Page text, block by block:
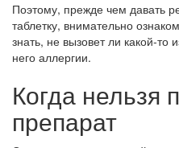
Поэтому, прежде чем давать
таблетку, внимательно
знать, не вызовет ли какой-то
него аллергии.
Когда нельзя
препарат